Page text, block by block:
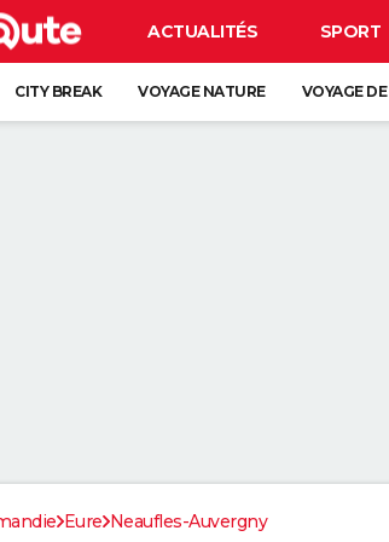
ACTUALITÉS SPORT
CITY BREAK VOYAGE NATURE VOYAGE
Eure Neaufles-Auvergny